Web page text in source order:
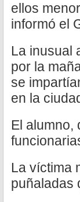
ellos
informó el
La inusual
por la
se
en la
El alumno,
La víctima
puñaladas